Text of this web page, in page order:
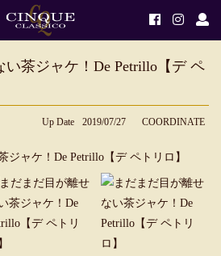
い茶ジャケ！De Petrillo【デ ペ
Up Date 2019/07/27 COORDINATE